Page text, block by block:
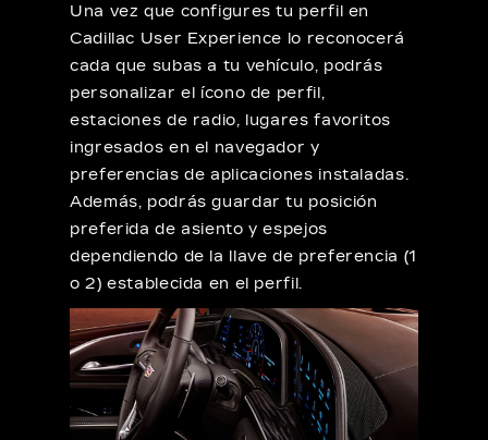
Una vez que configures tu perfil en
Cadillac User Experience lo reconocerá
cada que subas a tu vehículo, podrás
personalizar el ícono de perfil,
estaciones de radio, lugares favoritos
ingresados en el navegador y
preferencias de aplicaciones instaladas.
Además, podrás guardar tu posición
preferida de asiento y espejos
dependiendo de la llave de preferencia (1
o 2) establecida en el perfil.